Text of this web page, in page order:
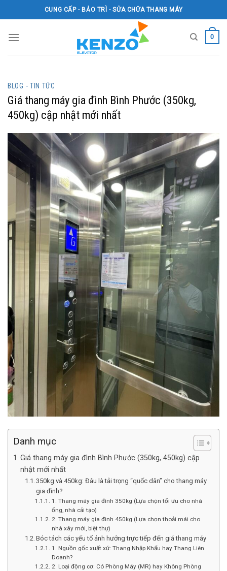
to
CUNG CẤP - BẢO TRÌ - SỬA CHỮA THANG MÁY
0
BLOG - TIN TỨC
Giá thang máy gia đình Bình Phước (350kg,
450kg) cập nhật mới nhất
Danh mục
Giá thang máy gia đình Bình Phước (350kg, 450kg) cập
nhật mới nhất
350kg và 450kg: Đâu là tải trọng “quốc dân” cho thang máy
gia đình?
1. Thang máy gia đình 350kg (Lựa chọn tối ưu cho nhà
ống, nhà cải tạo)
2. Thang máy gia đình 450kg (Lựa chọn thoải mái cho
nhà xây mới, biệt thự)
Bóc tách các yếu tố ảnh hưởng trực tiếp đến giá thang máy
1. Nguồn gốc xuất xứ: Thang Nhập Khẩu hay Thang Liên
Doanh?
2. Loại động cơ: Có Phòng Máy (MR) hay Không Phòng